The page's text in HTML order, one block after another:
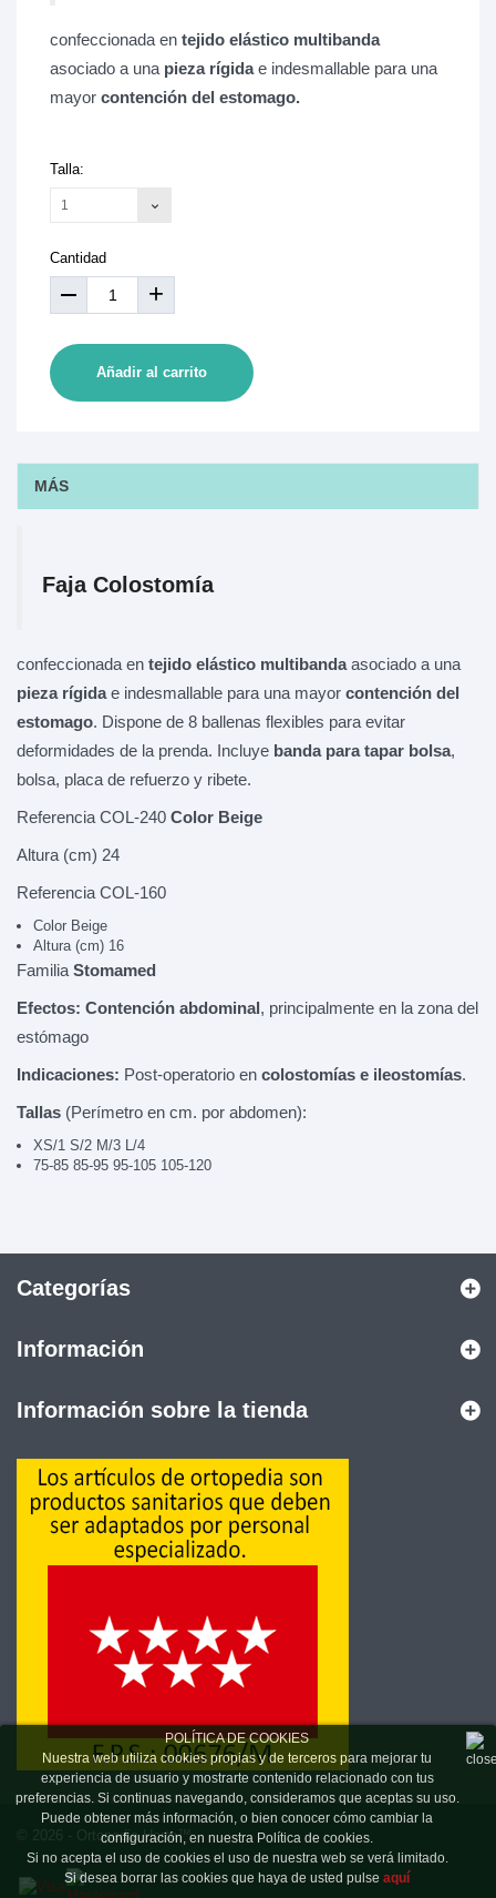
POLÍTICA DE COOKIES
Nuestra web utiliza cookies propias y de terceros para mejorar tu
experiencia de usuario y mostrarte contenido relacionado con tus
preferencias. Si continuas navegando, consideramos que aceptas su uso.
Puede obtener más información, o bien conocer cómo cambiar la
configuración, en nuestra Política de cookies.
Si no acepta el uso de cookies el uso de nuestra web se verá limitado.
Si desea borrar las cookies que haya de usted pulse aquí
confeccionada en tejido elástico multibanda
asociado a una pieza rígidae indesmallable para una
mayor contención del estomago.
Talla:
1
Cantidad
+
Añadir al carrito
MÁS
Faja Colostomía
confeccionada en tejido elástico multibandaasociado a una
pieza rígidae indesmallable para una mayor contención del
estomago. Dispone de 8 ballenas flexibles para evitar
deformidades de la prenda. Incluye banda para tapar bolsa,
bolsa, placa de refuerzo y ribete.
Referencia COL-240 Color Beige
Altura (cm) 24
Referencia COL-160
Color Beige
Altura (cm) 16
Familia Stomamed
Efectos: Contención abdominal, principalmente en la zona del
estómago
Indicaciones: Post-operatorio en colostomías e ileostomías.
Tallas (Perímetro en cm. por abdomen):
XS/1 S/2 M/3 L/4
75-85 85-95 95-105 105-120
Categorías
Información
Información sobre la tienda
© 2026 - Ortopedia Horta™